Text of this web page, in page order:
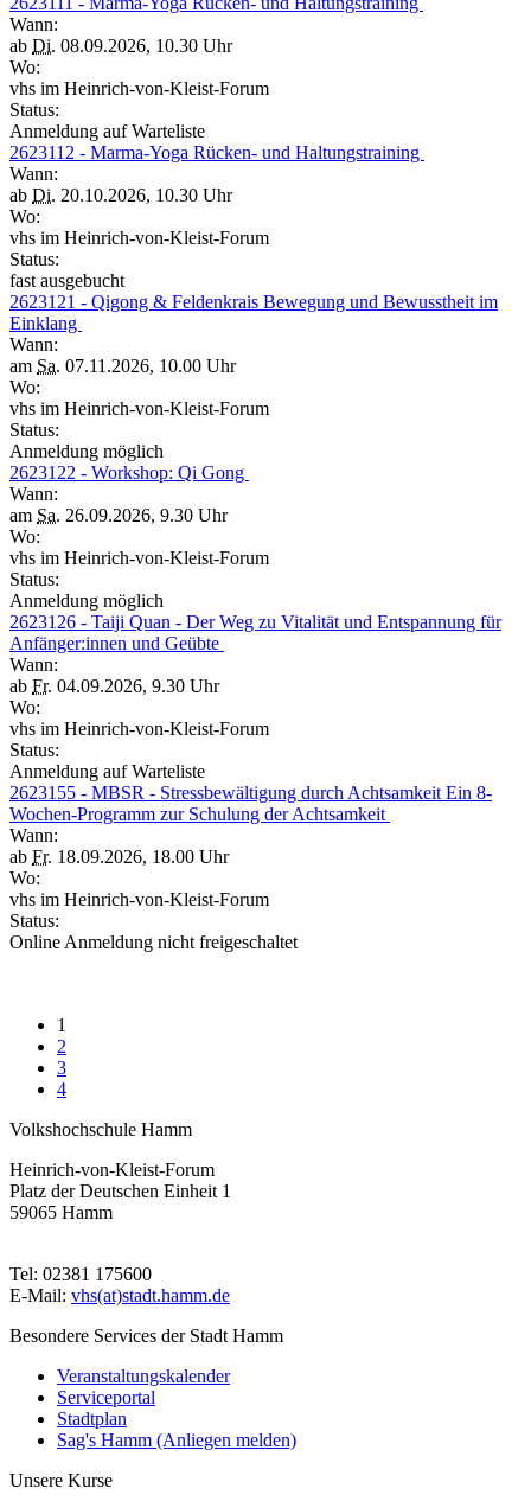
Wann:
ab Di. 08.09.2026, 10.30 Uhr
Wo:
vhs im Heinrich-von-Kleist-Forum
Status:
Anmeldung auf Warteliste
2623112 - Marma-Yoga Rücken- und Haltungstraining
Wann:
ab Di. 20.10.2026, 10.30 Uhr
Wo:
vhs im Heinrich-von-Kleist-Forum
Status:
fast ausgebucht
2623121 - Qigong & Feldenkrais Bewegung und Bewusstheit im
Einklang
Wann:
am Sa. 07.11.2026, 10.00 Uhr
Wo:
vhs im Heinrich-von-Kleist-Forum
Status:
Anmeldung möglich
2623122 - Workshop: Qi Gong
Wann:
am Sa. 26.09.2026, 9.30 Uhr
Wo:
vhs im Heinrich-von-Kleist-Forum
Status:
Anmeldung möglich
2623126 - Taiji Quan - Der Weg zu Vitalität und Entspannung für
Anfänger:innen und Geübte
Wann:
ab Fr. 04.09.2026, 9.30 Uhr
Wo:
vhs im Heinrich-von-Kleist-Forum
Status:
Anmeldung auf Warteliste
2623155 - MBSR - Stressbewältigung durch Achtsamkeit Ein 8-
Wochen-Programm zur Schulung der Achtsamkeit
Wann:
ab Fr. 18.09.2026, 18.00 Uhr
Wo:
vhs im Heinrich-von-Kleist-Forum
Status:
Online Anmeldung nicht freigeschaltet
1
2
3
4
Volkshochschule Hamm
Heinrich-von-Kleist-Forum
Platz der Deutschen Einheit 1
59065 Hamm
Tel: 02381 175600
E-Mail: vhs(at)stadt.hamm.de
Besondere Services der Stadt Hamm
Veranstaltungskalender
Serviceportal
Stadtplan
Sag's Hamm (Anliegen melden)
Unsere Kurse